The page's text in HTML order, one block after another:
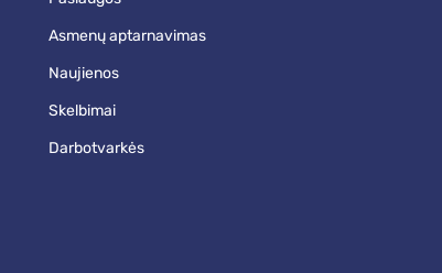
asmenų aptarnavimas
naujienos
skelbimai
darbotvarkės